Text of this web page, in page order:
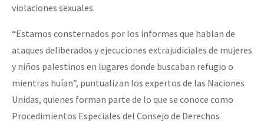
violaciones sexuales.
“Estamos consternados por los informes que hablan de
ataques deliberados y ejecuciones extrajudiciales de mujeres
y niños palestinos en lugares donde buscaban refugio o
mientras huían”, puntualizan los expertos de las Naciones
Unidas, quienes forman parte de lo que se conoce como
Procedimientos Especiales del Consejo de Derechos